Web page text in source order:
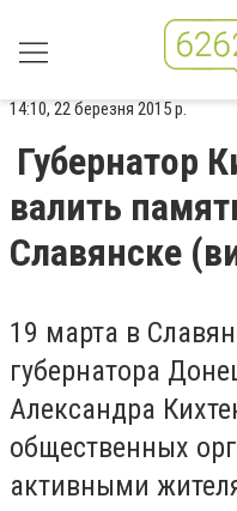
14:10, 22 березня 2015 р.
Губернатор
валить
Славянске
19 марта в
губернатора
Александра
общественных
активными